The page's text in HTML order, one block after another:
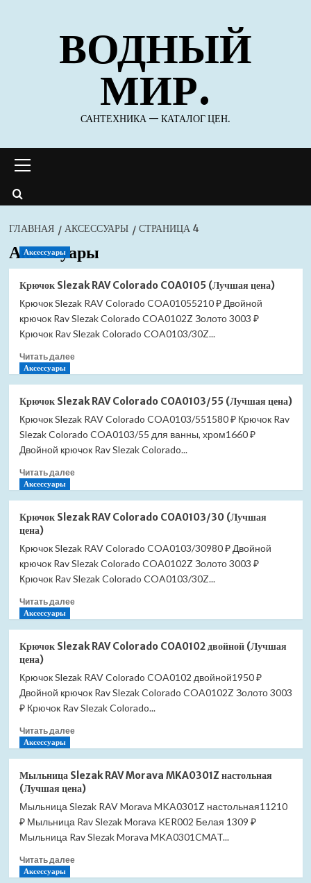
содержимомуВОДНЫЙ
МИР.
САНТЕХНИКА — КАТАЛОГ ЦЕН.
меню
ГЛАВНАЯ АКСЕССУАРЫ СТРАНИЦА 4
Аксессуары
Аксессуары
Крючок Slezak RAV Colorado COA0105 (Лучшая цена)
Крючок Slezak RAV Colorado COA01055210 ₽ Двойной
крючок Rav Slezak Colorado COA0102Z Золото 3003 ₽
Крючок Rav Slezak Colorado COA0103/30Z...
Читать далееПрочитать
Крючок
Slezak
RAV
Colorado
COA0105
цена)
Аксессуары
Крючок Slezak RAV Colorado COA0103/55 (Лучшая цена)
Крючок Slezak RAV Colorado COA0103/551580 ₽ Крючок Rav
Slezak Colorado COA0103/55 для ванны, хром1660 ₽
Двойной крючок Rav Slezak Colorado...
Читать далееПрочитать
Крючок
Slezak
Colorado
COA0103/55
(Лучшая
Аксессуары
Крючок Slezak RAV Colorado COA0103/30 (Лучшая
цена)
Крючок Slezak RAV Colorado COA0103/30980 ₽ Двойной
крючок Rav Slezak Colorado COA0102Z Золото 3003 ₽
Крючок Rav Slezak Colorado COA0103/30Z...
Читать далееПрочитать
Крючок
Slezak
Colorado
COA0103/30
(Лучшая
Аксессуары
Крючок Slezak RAV Colorado COA0102 двойной (Лучшая
цена)
Крючок Slezak RAV Colorado COA0102 двойной1950 ₽
Двойной крючок Rav Slezak Colorado COA0102Z Золото 3003
₽ Крючок Rav Slezak Colorado...
Читать далееПрочитать
Крючок
Slezak
RAV
Colorado
COA0102
двойной
цена)
Аксессуары
Мыльница Slezak RAV Morava MKA0301Z настольная
(Лучшая цена)
Мыльница Slezak RAV Morava MKA0301Z настольная11210
₽ Мыльница Rav Slezak Morava KER002 Белая 1309 ₽
Мыльница Rav Slezak Morava MKA0301CMAT...
Читать далееПрочитать
Аксессуары